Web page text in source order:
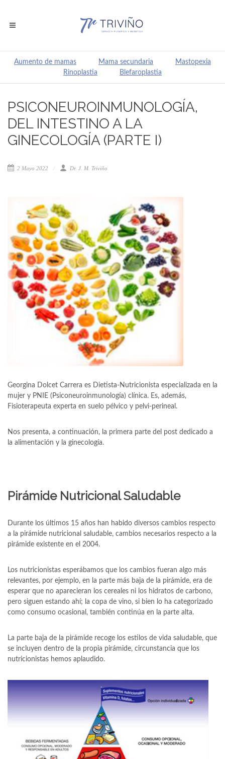
Aumento de mamas Mama secundaria
Mastopexia
Rinoplastia
Blefaroplastia
PSICONEUROINMUNOLOGÍA,
DEL INTESTINO A LA
GINECOLOGÍA (PARTE I)
2 Mayo 2022 Dr. J. M. Triviño
Georgina Dolcet Carrera es Dietista-Nutricionista especializada en la
mujer y PNIE (Psiconeuroinmunología) clínica. Es, además,
Fisioterapeuta experta en suelo pélvico y pelvi-perineal.
Nos presenta, a continuación, la primera parte del post dedicado a
la alimentación y la ginecología.
Pirámide Nutricional Saludable
Durante los últimos 15 años han habido diversos cambios respecto
a la pirámide nutricional saludable, cambios necesarios respecto a la
pirámide existente en el 2004.
Los nutricionistas esperábamos que los cambios fueran algo más
relevantes, por ejemplo, en la parte más baja de la pirámide, era de
esperar que no aparecieran los cereales ni los hidratos de carbono,
pero siguen estando ahí; la copa de vino, si bien lo ha categorizado
como consumo ocasional, también continúa en la parte alta.
La parte baja de la pirámide recoge los estilos de vida saludable, que
se incluyen dentro de la propia pirámide, circunstancia que los
nutricionistas hemos aplaudido.